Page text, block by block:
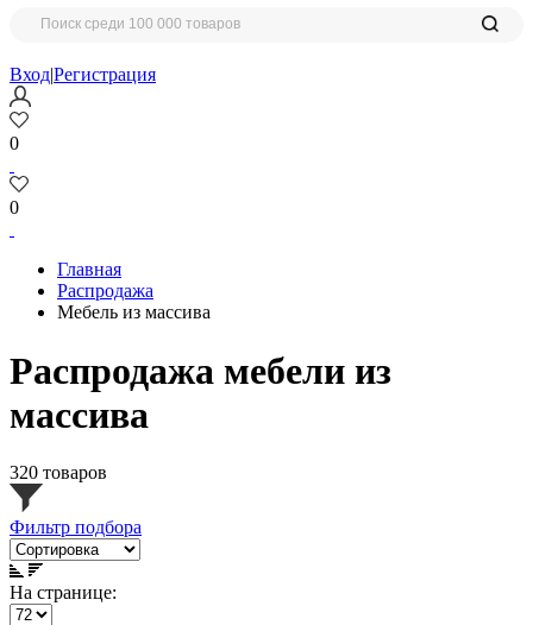
Вход|Регистрация
0
0
Главная
Распродажа
Мебель из массива
Распродажа мебели из
массива
320 товаров
Фильтр подбора
На странице: